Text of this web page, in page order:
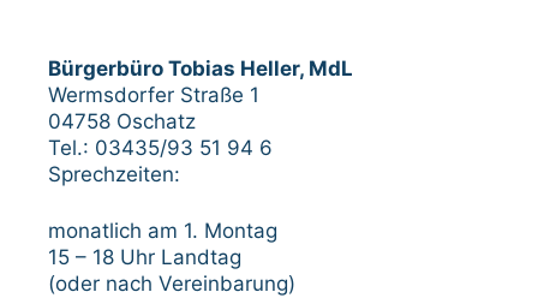
Bürgerbüro Tobias Heller, MdL
Wermsdorfer Straße 1
04758 Oschatz
Tel.: 03435/93 51 94 6
Sprechzeiten:
monatlich am 1. Montag
15 – 18 Uhr Landtag
(oder nach Vereinbarung)